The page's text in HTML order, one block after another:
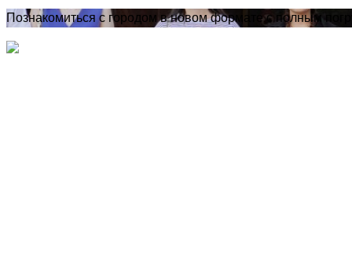
Познакомиться с городом в новом формате с полным